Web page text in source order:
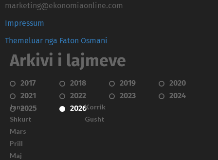
marketing@ekonomiaonline.com
Impressum
Themeluar nga Faton Osmani
Arkivi i lajmeve
2017 2018 2019
2020
2021
2022 2023
2024
2025
2026
Janar
Shkurt
Mars
Prill
Maj
Korrik
Gusht